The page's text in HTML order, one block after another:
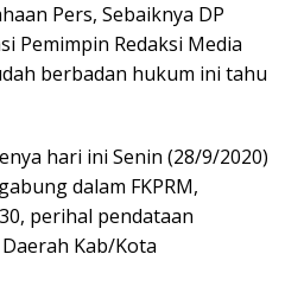
Pers, Sebaiknya DP
Pemimpin Redaksi Media
berbadan hukum ini tahu
hari ini Senin (28/9/2020)
dalam FKPRM,
perihal pendataan
Kab/Kota